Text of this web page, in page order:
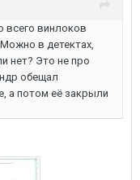
всего винлоков
в детектах,
нет? Это не про
обещал
а потом её закрыли